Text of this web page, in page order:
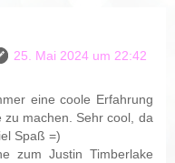
25. Mai 2024 um 22:42
eine coole Erfahrung
machen. Sehr cool, da
Spaß =)
zum Justin Timberlake